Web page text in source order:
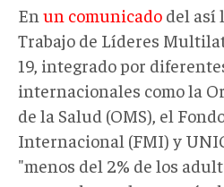
En un comunicado del así
Trabajo de Líderes
19, integrado por
internacionales como la
de la Salud (OMS), el
Internacional (FMI) y
"menos del 2% de los